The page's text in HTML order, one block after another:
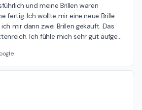
und meine Brillen waren
fertig. Ich wollte mir eine neue Brille
mir dann zwei Brillen gekauft. Das
Ich fühle mich sehr gut aufge…